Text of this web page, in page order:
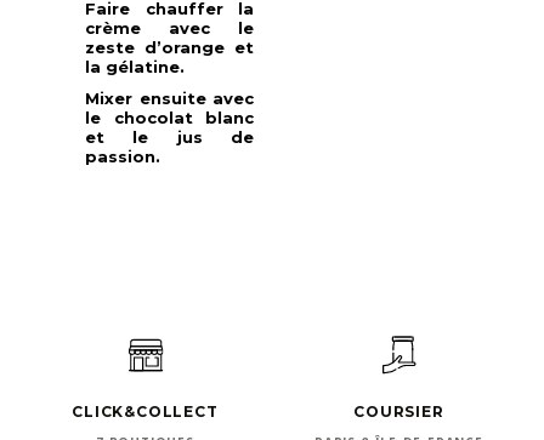
Faire chauffer la
crème avec le
zeste d’orange et
la gélatine.
Mixer ensuite avec
le chocolat blanc
et le jus de
passion.
CLICK&COLLECT COURSIER